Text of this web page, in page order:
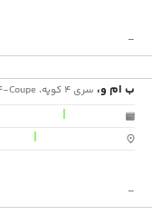
-
ب ام و، سری 4 کوپه، Bmw Series-4-Coupe
|
|
-